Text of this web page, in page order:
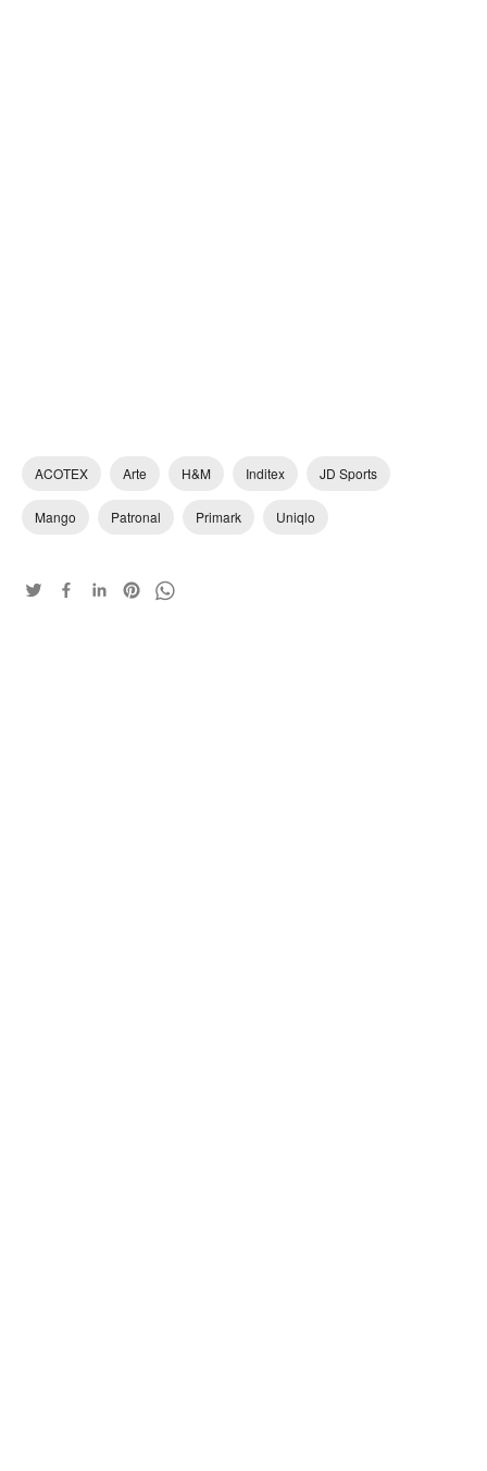
ACOTEX Arte H&M Inditex JD Sports
Mango Patronal Primark Uniqlo